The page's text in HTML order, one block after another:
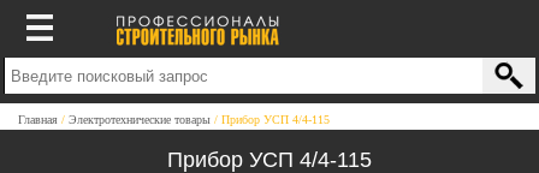
Главная Электротехнические товары Прибор УСП 4/4-115
Прибор УСП 4/4-115